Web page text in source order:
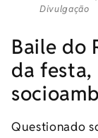
Divulgação
Baile do
da festa,
Questionado